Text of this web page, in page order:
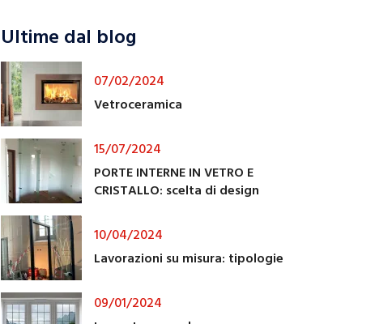
Ultime dal blog
07/02/2024
Vetroceramica
15/07/2024
PORTE INTERNE IN VETRO E
CRISTALLO: scelta di design
10/04/2024
Lavorazioni su misura: tipologie
09/01/2024